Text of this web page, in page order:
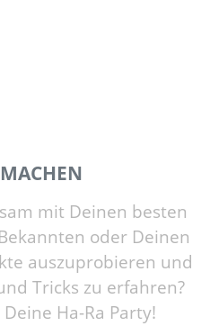
mit Deinen besten
oder Deinen
auszuprobieren und
Tricks zu erfahren?
Ha-Ra Party!